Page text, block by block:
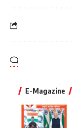
E-Magazine